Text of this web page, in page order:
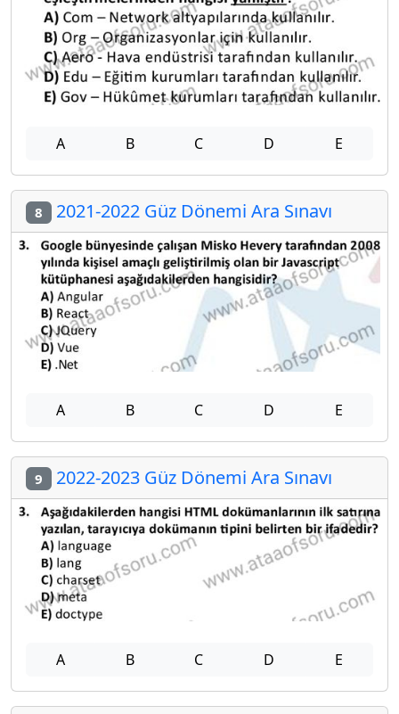
A B C D E
8 2021-2022 Güz Dönemi Ara Sınavı
A B C D E
9 2022-2023 Güz Dönemi Ara Sınavı
A B C D E